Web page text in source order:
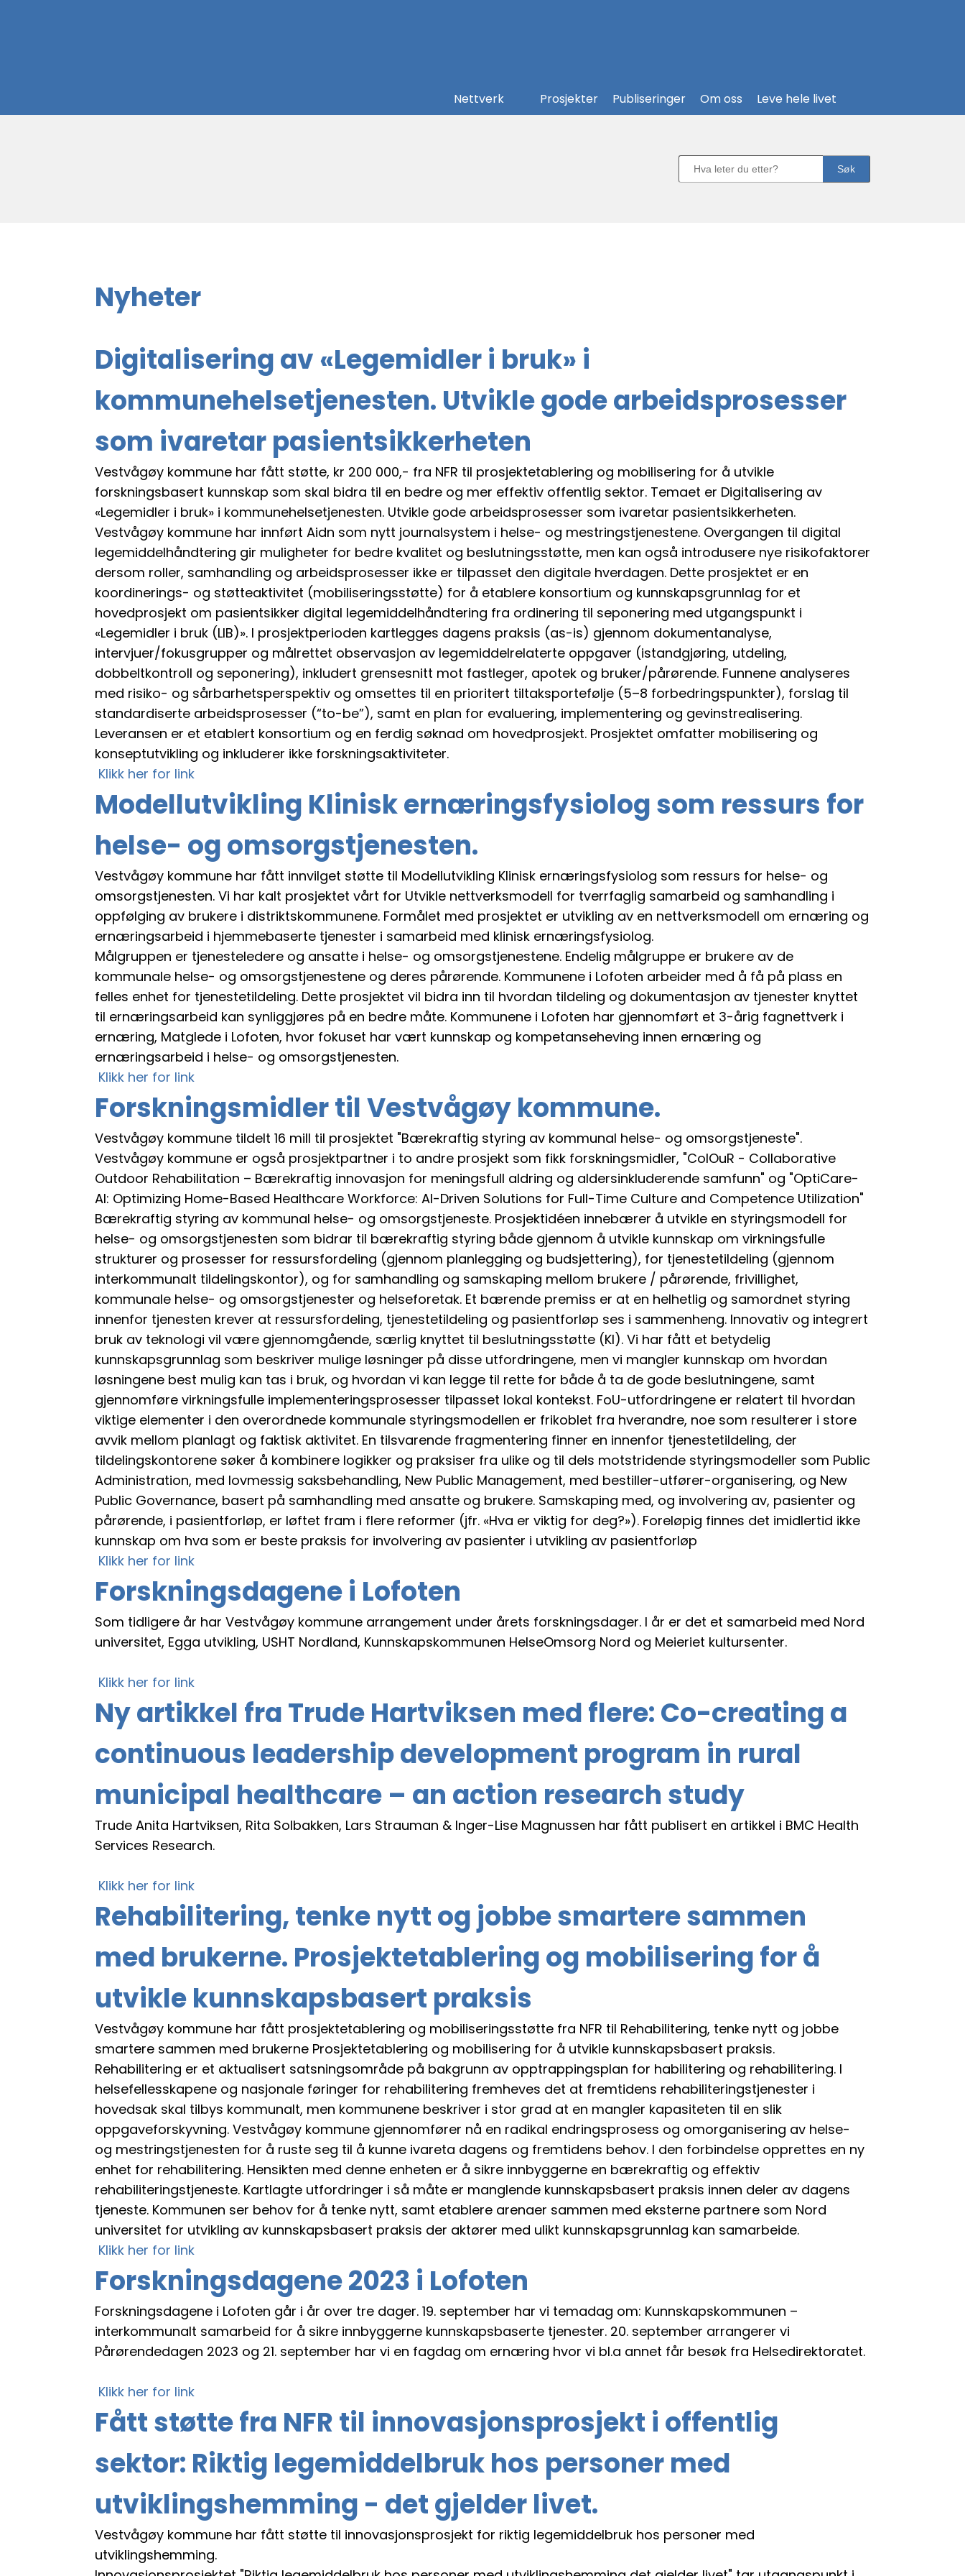
Nettverk Prosjekter Publiseringer Om oss Leve hele livet
Søk
etter
Søk
Nyheter
Digitalisering av «Legemidler i bruk» i
kommunehelsetjenesten. Utvikle gode arbeidsprosesser
som ivaretar pasientsikkerheten
Vestvågøy kommune har fått støtte, kr 200 000,- fra NFR til prosjektetablering og mobilisering for å utvikle
forskningsbasert kunnskap som skal bidra til en bedre og mer effektiv offentlig sektor. Temaet er Digitalisering av
«Legemidler i bruk» i kommunehelsetjenesten. Utvikle gode arbeidsprosesser som ivaretar pasientsikkerheten.
Vestvågøy kommune har innført Aidn som nytt journalsystem i helse- og mestringstjenestene. Overgangen til digital
legemiddelhåndtering gir muligheter for bedre kvalitet og beslutningsstøtte, men kan også introdusere nye risikofaktorer
dersom roller, samhandling og arbeidsprosesser ikke er tilpasset den digitale hverdagen. Dette prosjektet er en
koordinerings- og støtteaktivitet (mobiliseringsstøtte) for å etablere konsortium og kunnskapsgrunnlag for et
hovedprosjekt om pasientsikker digital legemiddelhåndtering fra ordinering til seponering med utgangspunkt i
«Legemidler i bruk (LIB)». I prosjektperioden kartlegges dagens praksis (as-is) gjennom dokumentanalyse,
intervjuer/fokusgrupper og målrettet observasjon av legemiddelrelaterte oppgaver (istandgjøring, utdeling,
dobbeltkontroll og seponering), inkludert grensesnitt mot fastleger, apotek og bruker/pårørende. Funnene analyseres
med risiko- og sårbarhetsperspektiv og omsettes til en prioritert tiltaksportefølje (5–8 forbedringspunkter), forslag til
standardiserte arbeidsprosesser (“to-be”), samt en plan for evaluering, implementering og gevinstrealisering.
Leveransen er et etablert konsortium og en ferdig søknad om hovedprosjekt. Prosjektet omfatter mobilisering og
konseptutvikling og inkluderer ikke forskningsaktiviteter.
Klikk her for link
Modellutvikling Klinisk ernæringsfysiolog som ressurs for
helse- og omsorgstjenesten.
Vestvågøy kommune har fått innvilget støtte til Modellutvikling Klinisk ernæringsfysiolog som ressurs for helse- og
omsorgstjenesten. Vi har kalt prosjektet vårt for Utvikle nettverksmodell for tverrfaglig samarbeid og samhandling i
oppfølging av brukere i distriktskommunene. Formålet med prosjektet er utvikling av en nettverksmodell om ernæring og
ernæringsarbeid i hjemmebaserte tjenester i samarbeid med klinisk ernæringsfysiolog.
Målgruppen er tjenesteledere og ansatte i helse- og omsorgstjenestene. Endelig målgruppe er brukere av de
kommunale helse- og omsorgstjenestene og deres pårørende. Kommunene i Lofoten arbeider med å få på plass en
felles enhet for tjenestetildeling. Dette prosjektet vil bidra inn til hvordan tildeling og dokumentasjon av tjenester knyttet
til ernæringsarbeid kan synliggjøres på en bedre måte. Kommunene i Lofoten har gjennomført et 3-årig fagnettverk i
ernæring, Matglede i Lofoten, hvor fokuset har vært kunnskap og kompetanseheving innen ernæring og
ernæringsarbeid i helse- og omsorgstjenesten.
Klikk her for link
Forskningsmidler til Vestvågøy kommune.
Vestvågøy kommune tildelt 16 mill til prosjektet "Bærekraftig styring av kommunal helse- og omsorgstjeneste".
Vestvågøy kommune er også prosjektpartner i to andre prosjekt som fikk forskningsmidler, "ColOuR - Collaborative
Outdoor Rehabilitation – Bærekraftig innovasjon for meningsfull aldring og aldersinkluderende samfunn" og "OptiCare-
AI: Optimizing Home-Based Healthcare Workforce: AI-Driven Solutions for Full-Time Culture and Competence Utilization"
Bærekraftig styring av kommunal helse- og omsorgstjeneste. Prosjektidéen innebærer å utvikle en styringsmodell for
helse- og omsorgstjenesten som bidrar til bærekraftig styring både gjennom å utvikle kunnskap om virkningsfulle
strukturer og prosesser for ressursfordeling (gjennom planlegging og budsjettering), for tjenestetildeling (gjennom
interkommunalt tildelingskontor), og for samhandling og samskaping mellom brukere / pårørende, frivillighet,
kommunale helse- og omsorgstjenester og helseforetak. Et bærende premiss er at en helhetlig og samordnet styring
innenfor tjenesten krever at ressursfordeling, tjenestetildeling og pasientforløp ses i sammenheng. Innovativ og integrert
bruk av teknologi vil være gjennomgående, særlig knyttet til beslutningsstøtte (KI). Vi har fått et betydelig
kunnskapsgrunnlag som beskriver mulige løsninger på disse utfordringene, men vi mangler kunnskap om hvordan
løsningene best mulig kan tas i bruk, og hvordan vi kan legge til rette for både å ta de gode beslutningene, samt
gjennomføre virkningsfulle implementeringsprosesser tilpasset lokal kontekst. FoU-utfordringene er relatert til hvordan
viktige elementer i den overordnede kommunale styringsmodellen er frikoblet fra hverandre, noe som resulterer i store
avvik mellom planlagt og faktisk aktivitet. En tilsvarende fragmentering finner en innenfor tjenestetildeling, der
tildelingskontorene søker å kombinere logikker og praksiser fra ulike og til dels motstridende styringsmodeller som Public
Administration, med lovmessig saksbehandling, New Public Management, med bestiller-utfører-organisering, og New
Public Governance, basert på samhandling med ansatte og brukere. Samskaping med, og involvering av, pasienter og
pårørende, i pasientforløp, er løftet fram i flere reformer (jfr. «Hva er viktig for deg?»). Foreløpig finnes det imidlertid ikke
kunnskap om hva som er beste praksis for involvering av pasienter i utvikling av pasientforløp
Klikk her for link
Forskningsdagene i Lofoten
Som tidligere år har Vestvågøy kommune arrangement under årets forskningsdager. I år er det et samarbeid med Nord
universitet, Egga utvikling, USHT Nordland, Kunnskapskommunen HelseOmsorg Nord og Meieriet kultursenter.
Klikk her for link
Ny artikkel fra Trude Hartviksen med flere: Co-creating a
continuous leadership development program in rural
municipal healthcare – an action research study
Trude Anita Hartviksen, Rita Solbakken, Lars Strauman & Inger-Lise Magnussen har fått publisert en artikkel i BMC Health
Services Research.
Klikk her for link
Rehabilitering, tenke nytt og jobbe smartere sammen
med brukerne. Prosjektetablering og mobilisering for å
utvikle kunnskapsbasert praksis
Vestvågøy kommune har fått prosjektetablering og mobiliseringsstøtte fra NFR til Rehabilitering, tenke nytt og jobbe
smartere sammen med brukerne Prosjektetablering og mobilisering for å utvikle kunnskapsbasert praksis.
Rehabilitering er et aktualisert satsningsområde på bakgrunn av opptrappingsplan for habilitering og rehabilitering. I
helsefellesskapene og nasjonale føringer for rehabilitering fremheves det at fremtidens rehabiliteringstjenester i
hovedsak skal tilbys kommunalt, men kommunene beskriver i stor grad at en mangler kapasiteten til en slik
oppgaveforskyvning. Vestvågøy kommune gjennomfører nå en radikal endringsprosess og omorganisering av helse-
og mestringstjenesten for å ruste seg til å kunne ivareta dagens og fremtidens behov. I den forbindelse opprettes en ny
enhet for rehabilitering. Hensikten med denne enheten er å sikre innbyggerne en bærekraftig og effektiv
rehabiliteringstjeneste. Kartlagte utfordringer i så måte er manglende kunnskapsbasert praksis innen deler av dagens
tjeneste. Kommunen ser behov for å tenke nytt, samt etablere arenaer sammen med eksterne partnere som Nord
universitet for utvikling av kunnskapsbasert praksis der aktører med ulikt kunnskapsgrunnlag kan samarbeide.
Klikk her for link
Forskningsdagene 2023 i Lofoten
Forskningsdagene i Lofoten går i år over tre dager. 19. september har vi temadag om: Kunnskapskommunen –
interkommunalt samarbeid for å sikre innbyggerne kunnskapsbaserte tjenester. 20. september arrangerer vi
Pårørendedagen 2023 og 21. september har vi en fagdag om ernæring hvor vi bl.a annet får besøk fra Helsedirektoratet.
Klikk her for link
Fått støtte fra NFR til innovasjonsprosjekt i offentlig
sektor: Riktig legemiddelbruk hos personer med
utviklingshemming - det gjelder livet.
Vestvågøy kommune har fått støtte til innovasjonsprosjekt for riktig legemiddelbruk hos personer med
utviklingshemming.